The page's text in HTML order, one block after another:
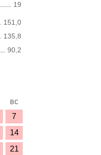
19
151,0
135,8
90,2
вс
7
14
21